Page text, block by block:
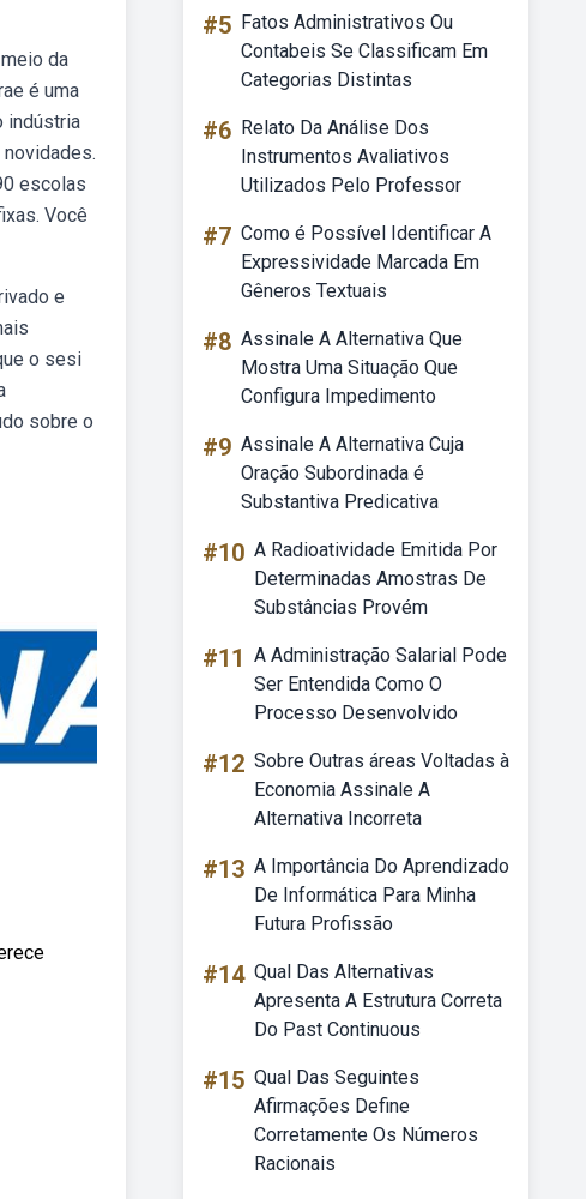
da
é uma
indústria
escolas
Você
e
o sesi
sobre o
#5 Fatos Administrativos Ou
Contabeis Se Classificam Em
Categorias Distintas
#6 Relato Da Análise Dos
Instrumentos Avaliativos
Utilizados Pelo Professor
#7 Como é Possível Identificar A
Expressividade Marcada Em
Gêneros Textuais
#8 Assinale A Alternativa Que
Mostra Uma Situação Que
Configura Impedimento
#9 Assinale A Alternativa Cuja
Oração Subordinada é
Substantiva Predicativa
#10 A Radioatividade Emitida Por
Determinadas Amostras De
Substâncias Provém
#11 A Administração Salarial Pode
Ser Entendida Como O
Processo Desenvolvido
#12 Sobre Outras áreas Voltadas à
Economia Assinale A
Alternativa Incorreta
#13 A Importância Do Aprendizado
De Informática Para Minha
Futura Profissão
#14 Qual Das Alternativas
Apresenta A Estrutura Correta
Do Past Continuous
#15 Qual Das Seguintes
Afirmações Define
Corretamente Os Números
Racionais